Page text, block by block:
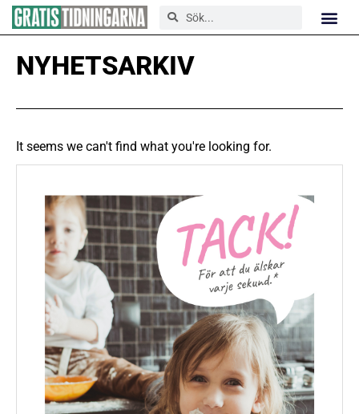
NYHETSARKIV
It seems we can't find what you're looking for.